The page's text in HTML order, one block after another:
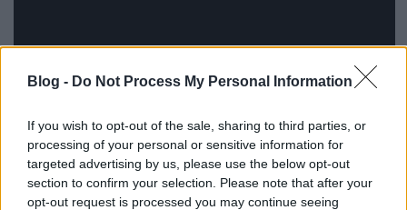
Blog - Do Not Process My Personal Information
If you wish to opt-out of the sale, sharing to third parties, or
processing of your personal or sensitive information for
targeted advertising by us, please use the below opt-out
section to confirm your selection. Please note that after your
opt-out request is processed you may continue seeing